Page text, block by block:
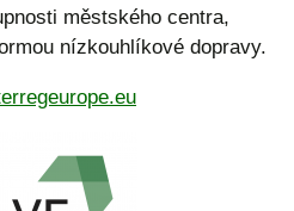
městského centra,
nízkouhlíkové dopravy.